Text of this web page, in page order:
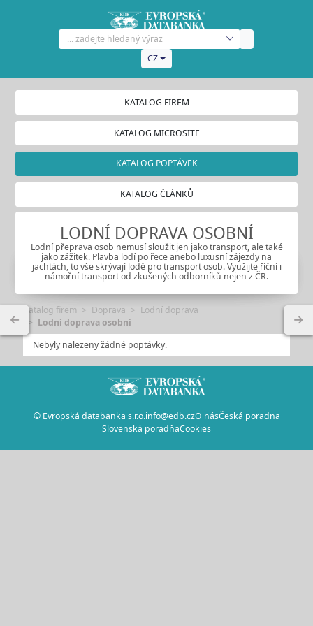
CZ
KATALOG FIREM
KATALOG MICROSITE
KATALOG POPTÁVEK
KATALOG ČLÁNKŮ
LODNÍ DOPRAVA OSOBNÍ
Lodní přeprava osob nemusí sloužit jen jako transport, ale také
jako zážitek. Plavba lodí po řece anebo luxusní zájezdy na
jachtách, to vše skrývají lodě pro transport osob. Využijte říční i
námořní transport od zkušených odborníků nejen z ČR.
Katalog firem Doprava
Lodní doprava
Lodní doprava osobní
Nebyly nalezeny žádné poptávky.
© Evropská databanka s.r.o.info@edb.czO násČeská poradna
Slovenská poradňaCookies